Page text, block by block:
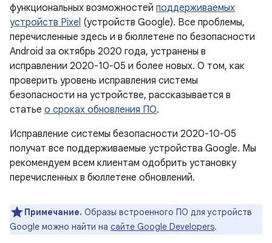
функциональных возможностей поддерживаемых
устройств Pixel (устройств Google). Все проблемы,
перечисленные здесь и в бюллетене по безопасности
Android за октябрь 2020 года, устранены в
исправлении 2020-10-05 и более новых. О том, как
проверить уровень исправления системы
безопасности на устройстве, рассказывается в
статье о сроках обновления ПО.
Исправление системы безопасности 2020-10-05
получат все поддерживаемые устройства Google. Мы
рекомендуем всем клиентам одобрить установку
перечисленных в бюллетене обновлений.
Примечание. Образы встроенного ПО для устройств
Google можно найти на сайте Google Developers.